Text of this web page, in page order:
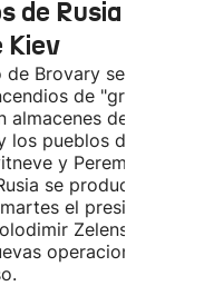
de Rusia sobre
Kiev
Brovary se han
de "gran
almacenes de la ciudad
los pueblos de Velyka
y Peremoga. Los
se producen
el presidente
Zelenski,
operaciones contra